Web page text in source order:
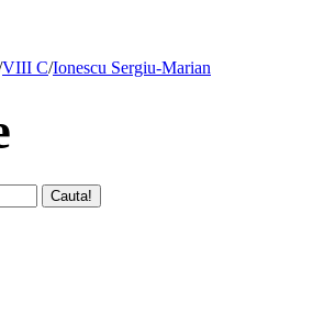
VIII C/Ionescu Sergiu-Marian